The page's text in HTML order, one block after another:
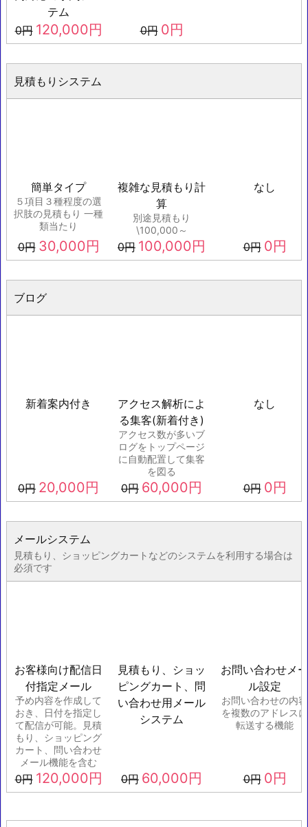
テム
0円 120,000円 0円 0円
見積もりシステム
簡単タイプ
５項目３種程度の選
択肢の見積もり 一種
類当たり
0円 30,000円
複雑な見積もり計
算
別途見積もり
\100,000～
0円 100,000円
なし
0円 0円
ブログ
新着案内付き
0円 20,000円
アクセス解析によ
る集客(新着付き)
アクセス数が多いブ
ログをトップページ
に自動配置して集客
を図る
0円 60,000円
なし
0円 0円
メールシステム
見積もり、ショッピングカートなどのシステムを利用する場合は
必須です
お客様向け配信日
付指定メール
予め内容を作成して
おき、日付を指定し
て配信が可能。見積
もり、ショッピング
カート、問い合わせ
メール機能を含む
0円 120,000円
見積もり、ショッ
ピングカート、問
い合わせ用メール
システム
0円 60,000円
お問い合わせメー
ル設定
お問い合わせの内容
を複数のアドレスに
転送する機能
0円 0円